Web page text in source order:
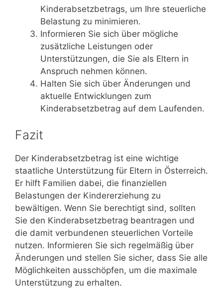
Kinderabsetzbetrags, um Ihre steuerliche
Belastung zu minimieren.
Informieren Sie sich über mögliche
zusätzliche Leistungen oder
Unterstützungen, die Sie als Eltern in
Anspruch nehmen können.
Halten Sie sich über Änderungen und
aktuelle Entwicklungen zum
Kinderabsetzbetrag auf dem Laufenden.
Fazit
Der Kinderabsetzbetrag ist eine wichtige
staatliche Unterstützung für Eltern in Österreich.
Er hilft Familien dabei, die finanziellen
Belastungen der Kindererziehung zu
bewältigen. Wenn Sie berechtigt sind, sollten
Sie den Kinderabsetzbetrag beantragen und
die damit verbundenen steuerlichen Vorteile
nutzen. Informieren Sie sich regelmäßig über
Änderungen und stellen Sie sicher, dass Sie alle
Möglichkeiten ausschöpfen, um die maximale
Unterstützung zu erhalten.